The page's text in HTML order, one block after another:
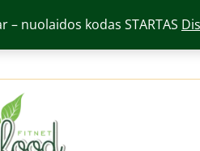
nuolaidos kodas STARTAS